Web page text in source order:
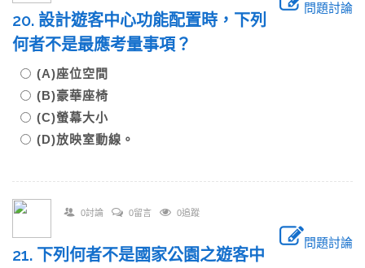
問題討論
20. 設計遊客中心功能配置時，下列
何者不是最應考量事項？
(A)座位空間
(B)豪華座椅
(C)螢幕大小
(D)放映室動線。
0討論 0留言 0追蹤
問題討論
21. 下列何者不是國家公園之遊客中